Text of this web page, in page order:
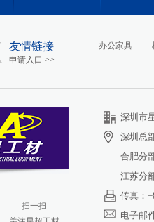
友情链接
申请入口 >>
办公家具
扫一扫
深圳市
深圳总
合肥分
江苏分
传真：
电子邮